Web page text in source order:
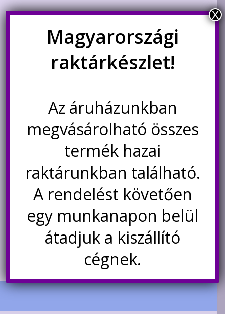
0.96″-os színes IPS kijelző
ST7735S meghajtóval
Kosárba teszem
ESP32 Dev Kit v1 30 pines
fejlesztőpanel WiFi és
Bluetooth képességgel,
microUSB
Értékelés:
3.33
2.900 Ft
Nincs készleten
Értesítésetek ha
újra elérhető
Magyarországi
raktárkészlet!
Az áruházunkban
megvásárolható összes
termék hazai
raktárunkban található.
A rendelést követően
egy munkanapon belül
átadjuk a kiszállító
cégnek.
X